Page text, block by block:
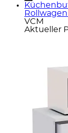
Rollwagen
VCM
Aktueller